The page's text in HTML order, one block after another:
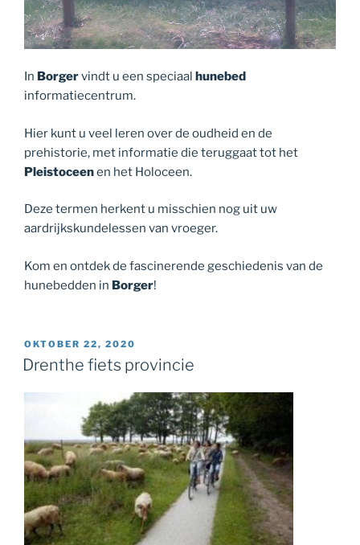
In Borgervindt u een speciaal hunebed
informatiecentrum.
Hier kunt u veel leren over de oudheid en de
prehistorie, met informatie die teruggaat tot het
Pleistoceenen het Holoceen.
Deze termen herkent u misschien nog uit uw
aardrijkskundelessen van vroeger.
Kom en ontdek de fascinerende geschiedenis van de
hunebedden in Borger!
GEPLAATST
OP
OKTOBER 22, 2020
Drenthe fiets provincie